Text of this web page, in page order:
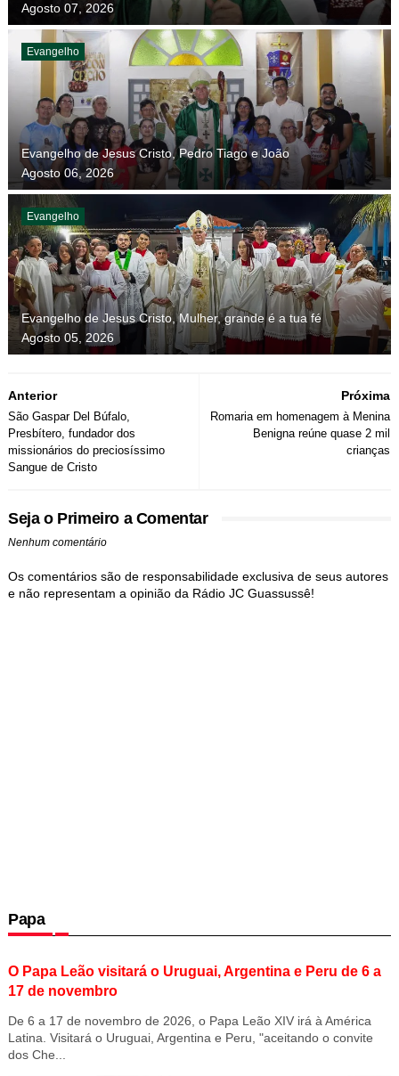
Agosto 07, 2026
Evangelho
Evangelho de Jesus Cristo, Pedro Tiago e João
Agosto 06, 2026
Evangelho
Evangelho de Jesus Cristo, Mulher, grande é a tua fé
Agosto 05, 2026
Próxima
Romaria em homenagem à Menina
Benigna reúne quase 2 mil
crianças
Anterior
São Gaspar Del Búfalo,
Presbítero, fundador dos
missionários do preciosíssimo
Sangue de Cristo
Seja o Primeiro a Comentar
Nenhum comentário
Os comentários são de responsabilidade exclusiva de seus autores
e não representam a opinião da Rádio JC Guassussê!
Papa
O Papa Leão visitará o Uruguai, Argentina e Peru de 6 a
17 de novembro
De 6 a 17 de novembro de 2026, o Papa Leão XIV irá à América
Latina. Visitará o Uruguai, Argentina e Peru, "aceitando o convite
dos Che...